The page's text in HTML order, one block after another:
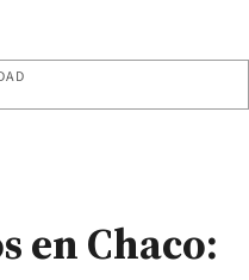
en Chaco: